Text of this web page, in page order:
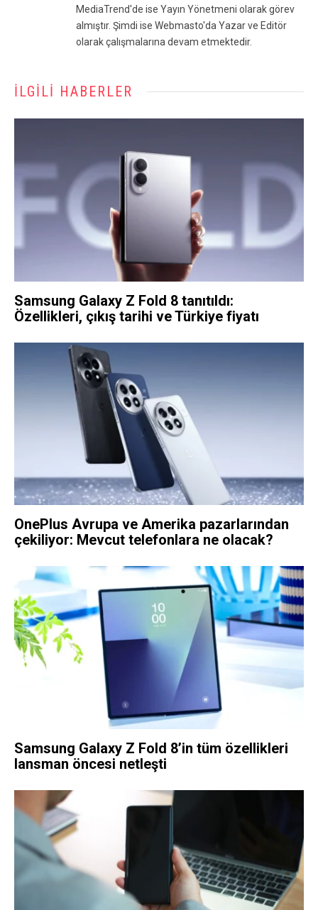
MediaTrend'de ise Yayın Yönetmeni olarak görev
almıştır. Şimdi ise Webmasto'da Yazar ve Editör
olarak çalışmalarına devam etmektedir.
İLGILI HABERLER
Samsung Galaxy Z Fold 8 tanıtıldı:
Özellikleri, çıkış tarihi ve Türkiye fiyatı
OnePlus Avrupa ve Amerika pazarlarından
çekiliyor: Mevcut telefonlara ne olacak?
Samsung Galaxy Z Fold 8’in tüm özellikleri
lansman öncesi netleşti